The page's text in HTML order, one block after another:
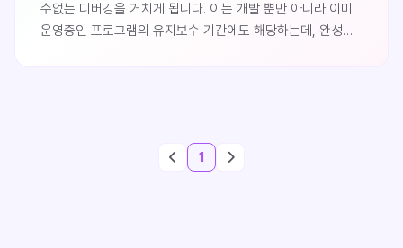
수없는 디버깅을 거치게 됩니다. 이는 개발 뿐만 아니라 이미
운영중인 프로그램의 유지보수 기간에도 해당하는데, 완성된
여러가지의 퍼스펙티브(Perspective)를 제공합니다.
1